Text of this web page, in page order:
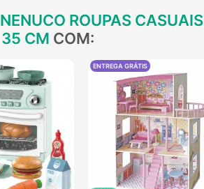
NENUCO ROUPAS CASUAIS
35 CM COM:
ENTREGA GRÁTIS